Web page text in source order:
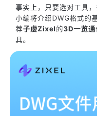
事实上，只要选对工具
小编将介绍DWG格式的
荐子虔Zixel的3D一览通
具。